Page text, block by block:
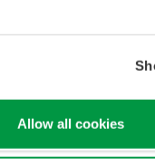
Allow all cookies
от 0 до 45 дБ для
длин волн: